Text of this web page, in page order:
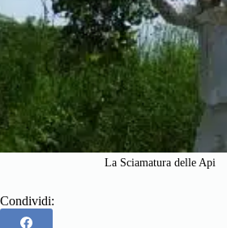
La Sciamatura delle Api
Condividi: